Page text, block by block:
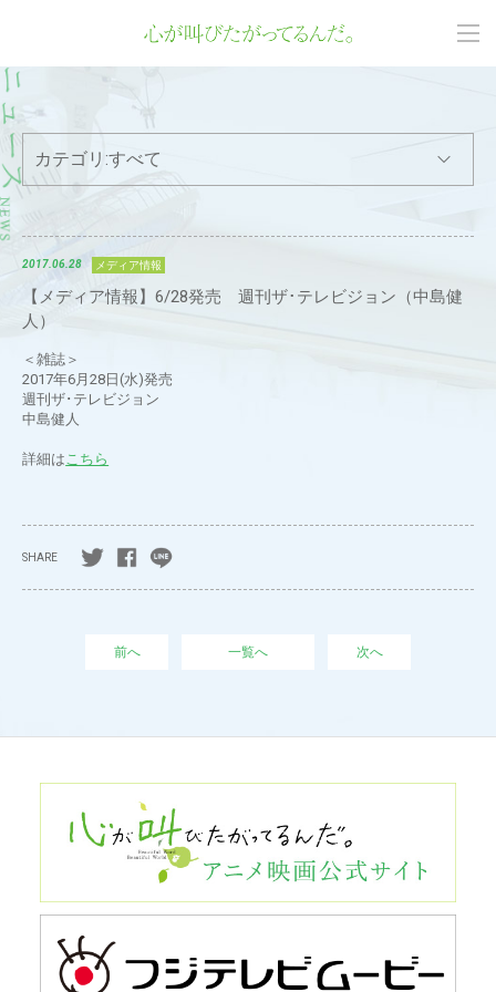
すべて
2017.06.28 メディア情報
【メディア情報】6/28発売 週刊ザ･テレビジョン（中島健
人）
＜雑誌＞
2017年6月28日(水)発売
週刊ザ･テレビジョン
中島健人
詳細はこちら
SHARE
前へ 一覧へ 次へ